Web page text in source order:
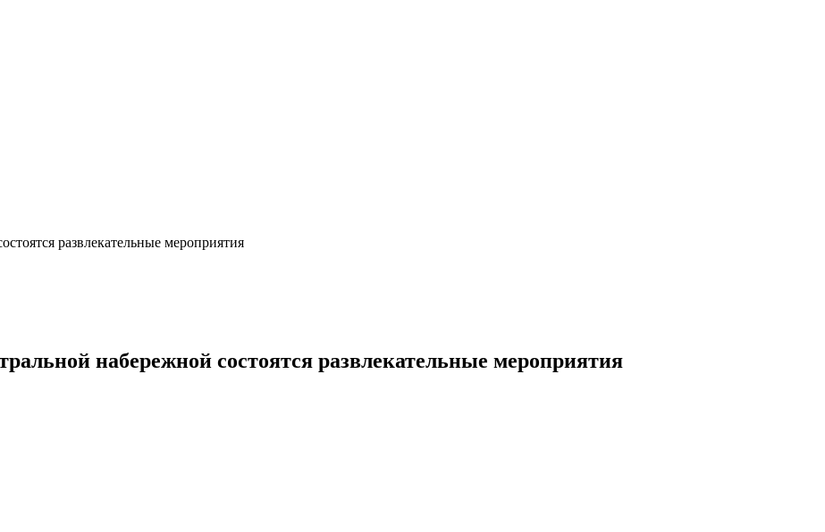
развлекательные мероприятия
набережной состоятся развлекательные мероприятия